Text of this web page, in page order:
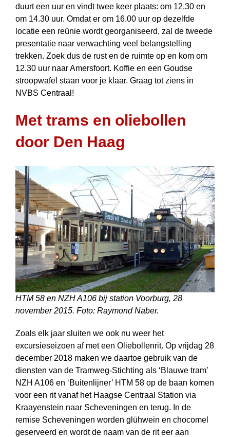
duurt een uur en vindt twee keer plaats: om 12.30 en
om 14.30 uur. Omdat er om 16.00 uur op dezelfde
locatie een reünie wordt georganiseerd, zal de tweede
presentatie naar verwachting veel belangstelling
trekken. Zoek dus de rust en de ruimte op en kom om
12.30 uur naar Amersfoort. Koffie en een Goudse
stroopwafel staan voor je klaar. Graag tot ziens in
NVBS Centraal!
Met trams en oliebollen
door Den Haag
HTM 58 en NZH A106 bij station Voorburg, 28
november 2015. Foto: Raymond Naber.
Zoals elk jaar sluiten we ook nu weer het
excursieseizoen af met een Olie­bollen­rit. Op vrijdag 28
december 2018 maken we daartoe gebruik van de
diensten van de Tramweg-Stichting als ‘Blauwe tram’
NZH A106 en ‘Buitenlijner’ HTM 58 op de baan komen
voor een rit vanaf het Haagse Centraal Station via
Kraayenstein naar Scheveningen en terug. In de
remise Scheveningen worden glühwein en chocomel
geserveerd en wordt de naam van de rit eer aan